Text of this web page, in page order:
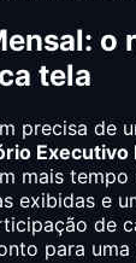
o
tela
precisa de
Executivo
mais
exibidas e
de
para